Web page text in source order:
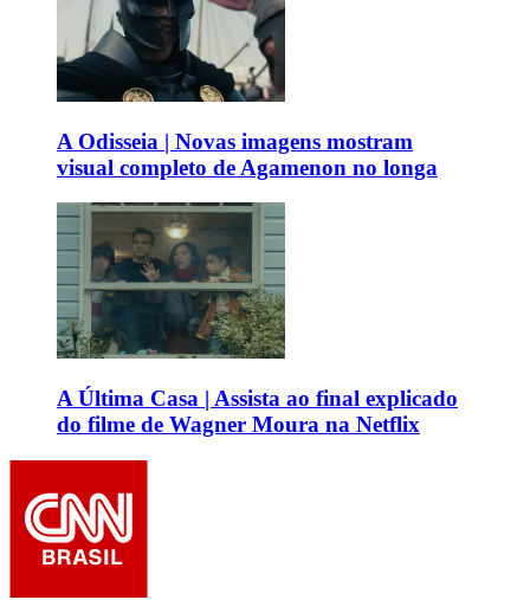
A Odisseia | Novas imagens mostram
visual completo de Agamenon no longa
A Última Casa | Assista ao final explicado
do filme de Wagner Moura na Netflix